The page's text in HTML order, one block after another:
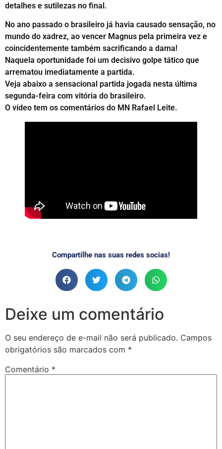
detalhes e sutilezas no final.
No ano passado o brasileiro já havia causado sensação, no
mundo do xadrez, ao vencer Magnus pela primeira vez e
coincidentemente também sacrificando a dama!
Naquela oportunidade foi um decisivo golpe tático que
arrematou imediatamente a partida.
Veja abaixo a sensacional partida jogada nesta última
segunda-feira com vitória do brasileiro.
O vídeo tem os comentários do MN Rafael Leite.
Compartilhe nas suas redes socias!
Deixe um comentário
O seu endereço de e-mail não será publicado. Campos
obrigatórios são marcados com *
Comentário *